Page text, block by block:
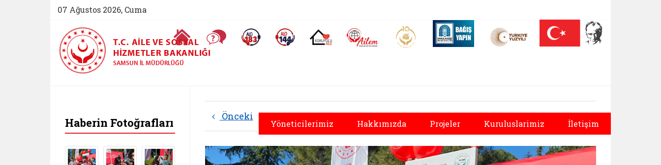
07 Ağustos 2026, Cuma
Ana Sayfa Sıkça Sorulan SorularAlo 183 (yeni sekmede açılır)Alo 144 (yeni sekmede açılır)Koruyucu Aile (yeni sekmede açılır)
AİLEM İletişim Merkezi (yeni sekmede açılır)
Aile ve Nüfus On Yılı (yeni sekmede açılır)Darülaceze bağış sayfası (yeni sekmede açılır)
T.C. AILE VE SOSYAL
HIZMETLER BAKANLIĞI
SAMSUN İL MÜDÜRLÜĞÜ
Yöneticilerimiz Hakkımızda Projeler Kuruluslarimiz İletişim
Önceki Sonraki
Haberin Fotoğrafları